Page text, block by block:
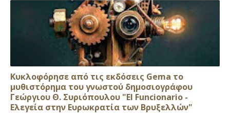
Κυκλοφόρησε από τις εκδόσεις Gema το
μυθιστόρημα του γνωστού δημοσιογράφου
Γεώργιου Θ. Συριόπουλου "El Funcionario -
Ελεγεία στην Ευρωκρατία των Βρυξελλών"